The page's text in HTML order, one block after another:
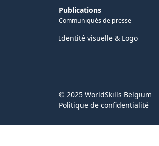
Publications
Communiqués de presse
Identité visuelle & Logo
© 2025 WorldSkills Belgium
Politique de confidentialité